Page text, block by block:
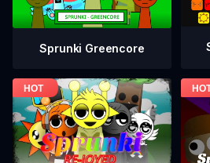
Sprunki Greencore